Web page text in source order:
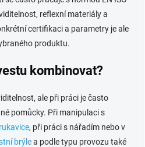
reflexní materiály a
certifikaci a parametry je ale
produktu.
kombinovat?
ale při práci je často
pomůcky. Při manipulaci s
, při práci s nářadím nebo v
brýlea podle typu provozu také